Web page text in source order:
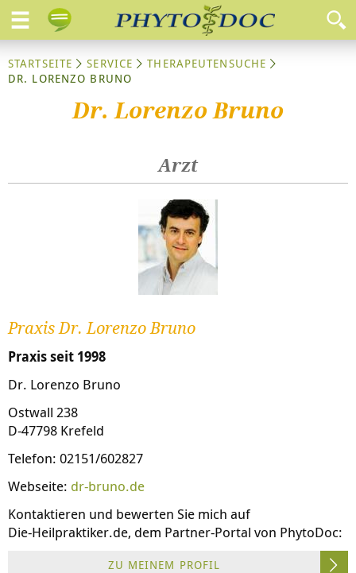
STARTSEITE SERVICE
THERAPEUTENSUCHE
DR. LORENZO BRUNO
Dr. Lorenzo Bruno
Arzt
Praxis Dr. Lorenzo Bruno
Praxis seit 1998
Dr. Lorenzo Bruno
Ostwall 238
D-47798 Krefeld
Telefon: 02151/602827
Webseite: dr-bruno.de
Kontaktieren und bewerten Sie mich auf
Die-Heilpraktiker.de, dem Partner-Portal von PhytoDoc:
ZU MEINEM PROFIL